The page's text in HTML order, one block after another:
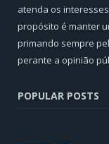
atenda os
propósito é manter
primando sempre
perante a opinião
POPULAR POSTS